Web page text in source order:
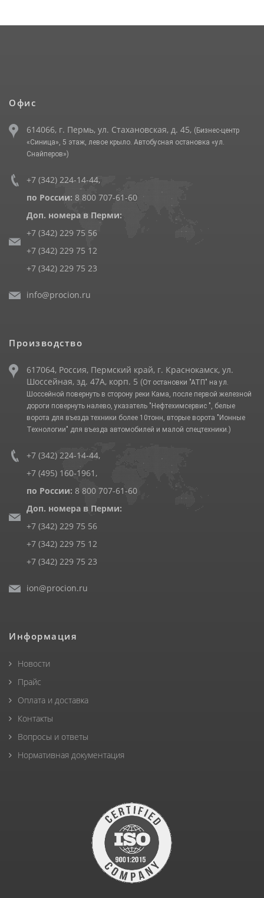
Офис
614066, г. Пермь, ул. Стахановская, д. 45, (Бизнес-центр
«Синица», 5 этаж, левое крыло. Автобусная остановка «ул.
Снайперов»)
+7 (342) 224-14-44,
по России: 8 800 707-61-60
Доп. номера в Перми:
+7 (342) 229 75 56
+7 (342) 229 75 12
+7 (342) 229 75 23
info@procion.ru
Производство
617064, Россия, Пермский край, г. Краснокамск, ул.
Шоссейная, зд. 47А, корп. 5 (От остановки "АТП" на ул.
Шоссейной повернуть в сторону реки Кама, после первой железной
дороги повернуть налево, указатель "Нефтехимсервис ", белые
ворота для въезда техники более 10тонн, вторые ворота "Ионные
Технологии" для въезда автомобилей и малой спецтехники.)
+7 (342) 224-14-44,
+7 (495) 160-1961 ,
по России: 8 800 707-61-60
Доп. номера в Перми:
+7 (342) 229 75 56
+7 (342) 229 75 12
+7 (342) 229 75 23
ion@procion.ru
Информация
Новости
Прайс
Оплата и доставка
Контакты
Вопросы и ответы
Нормативная документация